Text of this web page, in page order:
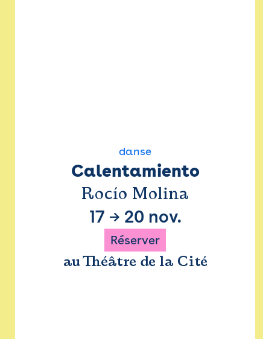
danse
Calentamiento
Rocío Molina
17 → 20 nov.
Réserver
au Théâtre de la Cité